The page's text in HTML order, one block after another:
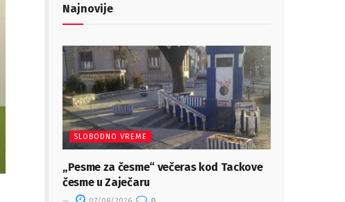
Najnovije
SLOBODNO VREME
„Pesme za česme“ večeras kod Tackove
česme u Zaječaru